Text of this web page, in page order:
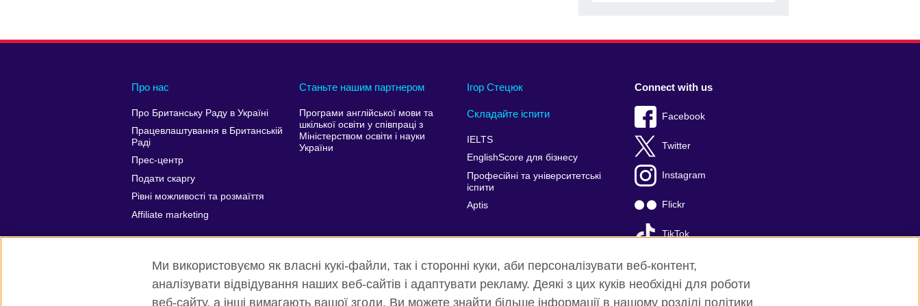
Про нас
Про Британську Раду в Україні
Працевлаштування в Британській
Раді
Прес-центр
Подати скаргу
Рівні можливості та розмаїття
Affiliate marketing
Станьте нашим партнером
Програми англійської мови та
шкілької освіти у співпраці з
Міністерством освіти і науки
України
Ігор Стецюк
Складайте іспити
IELTS
EnglishScore для бізнесу
Професійні та університетські
іспити
Aptis
Connect with us
Facebook
Twitter
Instagram
Flickr
TikTok
YouTube
Ми використовуємо як власні кукі-файли, так і сторонні куки, аби персоналізувати веб-контент,
аналізувати відвідування наших веб-сайтів і адаптувати рекламу. Деякі з цих куків необхідні для роботи
веб-сайту, а інші вимагають вашої згоди. Ви можете знайти більше інформації в нашому розділі політики